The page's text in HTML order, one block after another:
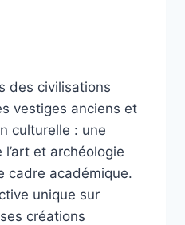
des civilisations
vestiges anciens et
culturelle : une
et archéologie
cadre académique.
unique sur
créations